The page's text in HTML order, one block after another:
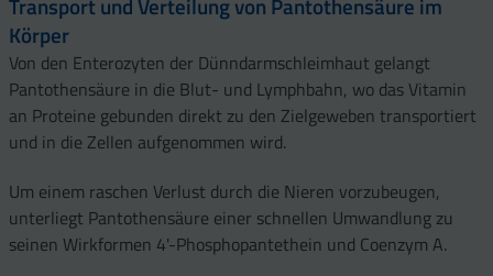
Körper
Von den Enterozyten der Dünndarmschleimhaut gelangt
Pantothensäure in die Blut- und Lymphbahn, wo das Vitamin
an Proteine gebunden direkt zu den Zielgeweben transportiert
und in die Zellen aufgenommen wird.
Um einem raschen Verlust durch die Nieren vorzubeugen,
unterliegt Pantothensäure einer schnellen Umwandlung zu
seinen Wirkformen 4'-Phosphopantethein und Coenzym A.